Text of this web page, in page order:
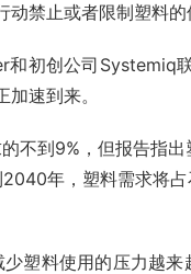
动禁止或者限制塑料
初创公司Systemiq
速到来。
不到9%，但报告指
年，塑料需求将
塑料使用的压力越